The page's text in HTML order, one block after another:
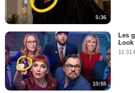
5:36
10:55
Les
Look
11